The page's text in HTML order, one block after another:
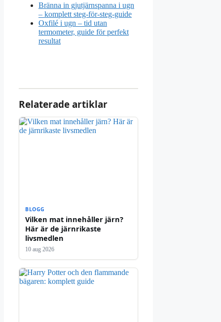
Bränna in gjutjärnspanna i ugn
– komplett steg-för-steg-guide
Oxfilé i ugn – tid utan
termometer, guide för perfekt
resultat
Relaterade artiklar
BLOGG
Vilken mat innehåller järn?
Här är de järnrikaste
livsmedlen
10 aug 2026